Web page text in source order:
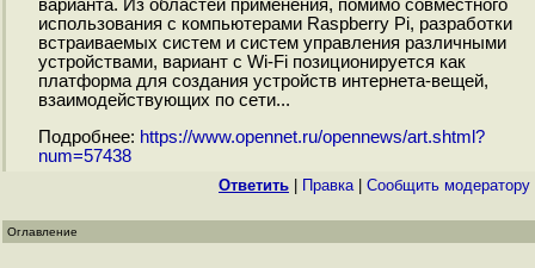
варианта. Из областей применения, помимо совместного
использования с компьютерами Raspberry Pi, разработки
встраиваемых систем и систем управления различными
устройствами, вариант с Wi-Fi позиционируется как
платформа для создания устройств интернета-вещей,
взаимодействующих по сети...
Подробнее: https://www.opennet.ru/opennews/art.shtml?
num=57438
Ответить Правка| Cообщить модератору
Оглавление